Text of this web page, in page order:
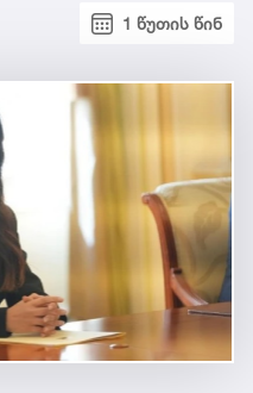
1 წუთის წინ